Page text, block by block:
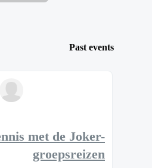
Past events
met de Joker-
groepsreizen